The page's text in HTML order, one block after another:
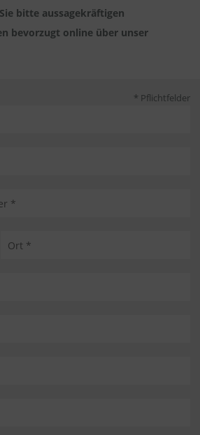
bitte aussagekräftigen
bevorzugt online über unser
* Pflichtfelder